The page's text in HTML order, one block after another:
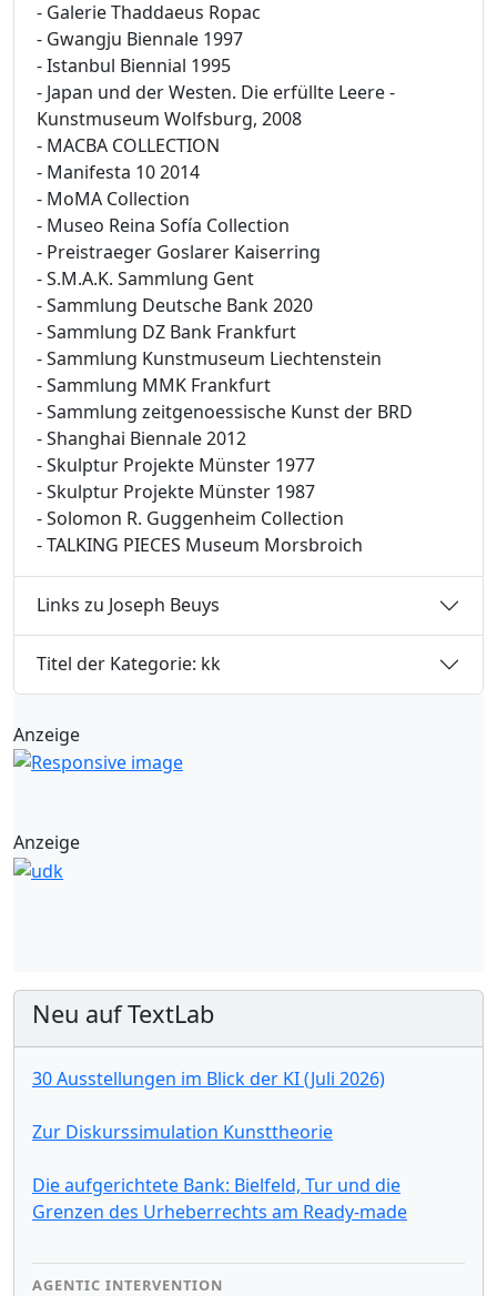
- Galerie Thaddaeus Ropac
- Gwangju Biennale 1997
- Istanbul Biennial 1995
- Japan und der Westen. Die erfüllte Leere -
Kunstmuseum Wolfsburg, 2008
- MACBA COLLECTION
- Manifesta 10 2014
- MoMA Collection
- Museo Reina Sofía Collection
- Preistraeger Goslarer Kaiserring
- S.M.A.K. Sammlung Gent
- Sammlung Deutsche Bank 2020
- Sammlung DZ Bank Frankfurt
- Sammlung Kunstmuseum Liechtenstein
- Sammlung MMK Frankfurt
- Sammlung zeitgenoessische Kunst der BRD
- Shanghai Biennale 2012
- Skulptur Projekte Münster 1977
- Skulptur Projekte Münster 1987
- Solomon R. Guggenheim Collection
- TALKING PIECES Museum Morsbroich
Links zu Joseph Beuys
Titel der Kategorie: kk
Anzeige
Anzeige
Neu auf TextLab
30 Ausstellungen im Blick der KI (Juli 2026)
Zur Diskurssimulation Kunsttheorie
Die aufgerichtete Bank: Bielfeld, Tur und die
Grenzen des Urheberrechts am Ready-made
AGENTIC INTERVENTION